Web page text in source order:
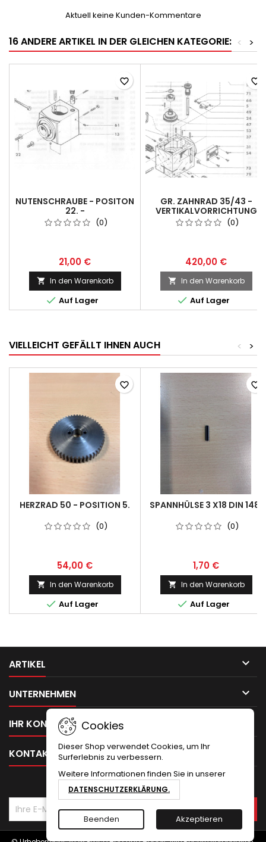
Aktuell keine Kunden-Kommentare
16 ANDERE ARTIKEL IN DER GLEICHEN KATEGORIE: >
<
NUTENSCHRAUBE - POSITON
22. -
VERTIKALVORRICHTUNG
/EMCOMAT 7/8.4/8.6/
(0)
21,00 €
 In den Warenkorb
 Auf Lager
favorite_border
GR. ZAHNRAD 35/43 -
VERTIKALVORRICHTUNG
METRISCH - POSITION 47. -
LIEFERZEIT 7-8 WOCHEN
(0)
420,00 €
 In den Warenkorb
 Auf Lager
favorite_border
VIELLEICHT GEFÄLLT IHNEN AUCH >
<
HERZRAD 50 - POSITION 5.
(0)
54,00 €
 In den Warenkorb
 Auf Lager
favorite_border
SPANNHÜLSE 3 X18 DIN 1481
(0)
1,70 €
 In den Warenkorb
 Auf Lager
favorite_border
ARTIKEL 
UNTERNEHMEN 
IHR KONTO
KONTAKT
Cookies
Dieser Shop verwendet Cookies, um Ihr
Surferlebnis zu verbessern.
Weitere Informationen finden Sie in unserer
DATENSCHUTZERKLÄRUNG.
Beenden Akzeptieren
NEWSLETTER